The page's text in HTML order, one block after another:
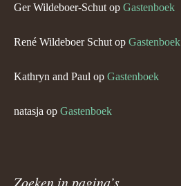
Ger Wildeboer-Schut op Gastenboek
René Wildeboer Schut op Gastenboek
Kathryn and Paul op Gastenboek
natasja op Gastenboek
Zoeken in pagina’s